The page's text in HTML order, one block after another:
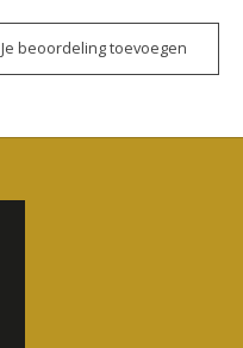
Je beoordeling toevoegen